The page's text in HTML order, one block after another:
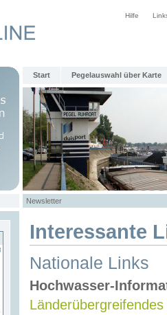
Hilfe
Start Pegelauswahl über Karte
Newsletter
Interessante
Nationale Links
Hochwasser-